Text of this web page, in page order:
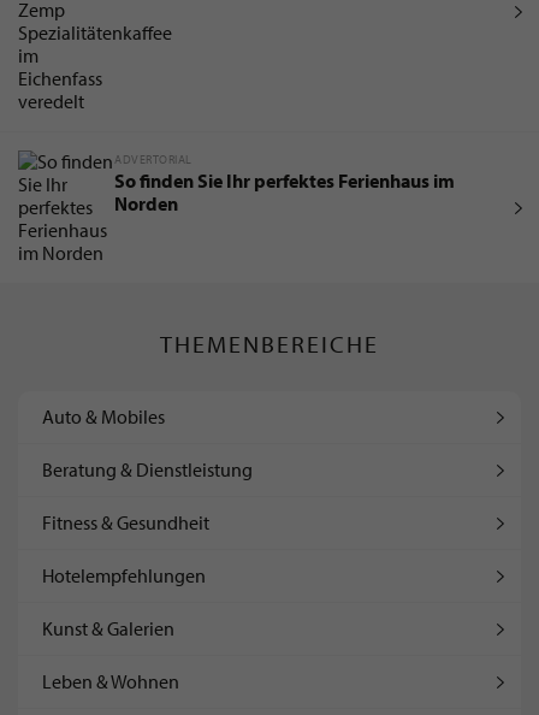
ADVERTORIAL
So finden Sie Ihr perfektes Ferienhaus im
Norden
THEMENBEREICHE
Auto & Mobiles
Beratung & Dienstleistung
Fitness & Gesundheit
Hotelempfehlungen
Kunst & Galerien
Leben & Wohnen